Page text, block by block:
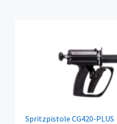
Spritzpistole CG420-PLUS